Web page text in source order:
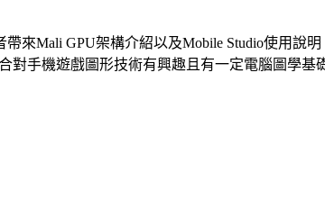
來Mali GPU架構介紹以及Mobile Studio使⽤說
⼿機遊戲圖形技術有興趣且有⼀定電腦圖學